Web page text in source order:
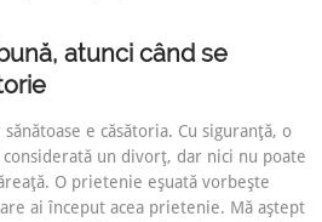
atunci când se
e căsătoria. Cu siguranţă, o
un divorţ, dar nici nu poate
O prietenie eşuată vorbeşte
ai început acea prietenie. Mă aştept